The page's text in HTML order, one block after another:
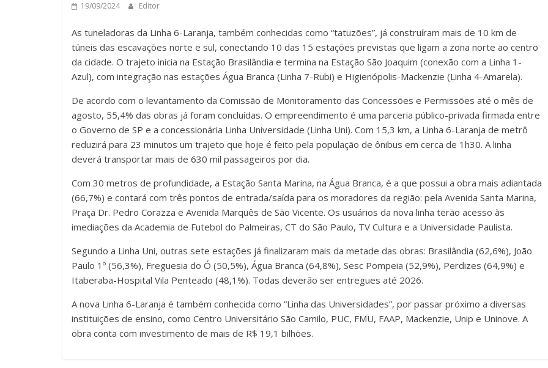
19/09/2024 Editor
As tuneladoras da Linha 6-Laranja, também conhecidas como “tatuzões”, já construíram mais de 10 km de
túneis das escavações norte e sul, conectando 10 das 15 estações previstas que ligam a zona norte ao centro
da cidade. O trajeto inicia na Estação Brasilândia e termina na Estação São Joaquim (conexão com a Linha 1-
Azul), com integração nas estações Água Branca (Linha 7-Rubi) e Higienópolis-Mackenzie (Linha 4-Amarela).
De acordo com o levantamento da Comissão de Monitoramento das Concessões e Permissões até o mês de
agosto, 55,4% das obras já foram concluídas. O empreendimento é uma parceria público-privada firmada entre
o Governo de SP e a concessionária Linha Universidade (Linha Uni). Com 15,3 km, a Linha 6-Laranja de metrô
reduzirá para 23 minutos um trajeto que hoje é feito pela população de ônibus em cerca de 1h30. A linha
deverá transportar mais de 630 mil passageiros por dia.
Com 30 metros de profundidade, a Estação Santa Marina, na Água Branca, é a que possui a obra mais adiantada
(66,7%) e contará com três pontos de entrada/saída para os moradores da região: pela Avenida Santa Marina,
Praça Dr. Pedro Corazza e Avenida Marquês de São Vicente. Os usuários da nova linha terão acesso às
imediações da Academia de Futebol do Palmeiras, CT do São Paulo, TV Cultura e a Universidade Paulista.
Segundo a Linha Uni, outras sete estações já finalizaram mais da metade das obras: Brasilândia (62,6%), João
Paulo 1º (56,3%), Freguesia do Ó (50,5%), Água Branca (64,8%), Sesc Pompeia (52,9%), Perdizes (64,9%) e
Itaberaba-Hospital Vila Penteado (48,1%). Todas deverão ser entregues até 2026.
A nova Linha 6-Laranja é também conhecida como “Linha das Universidades”, por passar próximo a diversas
instituições de ensino, como Centro Universitário São Camilo, PUC, FMU, FAAP, Mackenzie, Unip e Uninove. A
obra conta com investimento de mais de R$ 19,1 bilhões.